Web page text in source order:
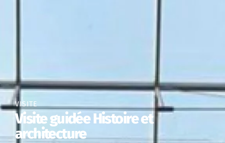
VISITE
Visite guidée Histoire et
architecture